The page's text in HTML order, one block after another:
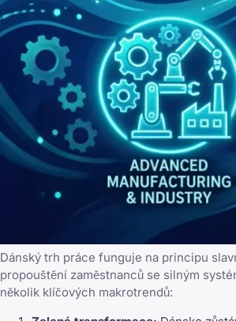
Dánský trh práce funguje na principu
propouštění zaměstnanců se silným
několik klíčových makrotrendů: